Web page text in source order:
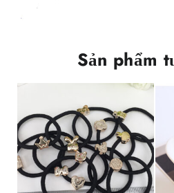
Sản phẩm